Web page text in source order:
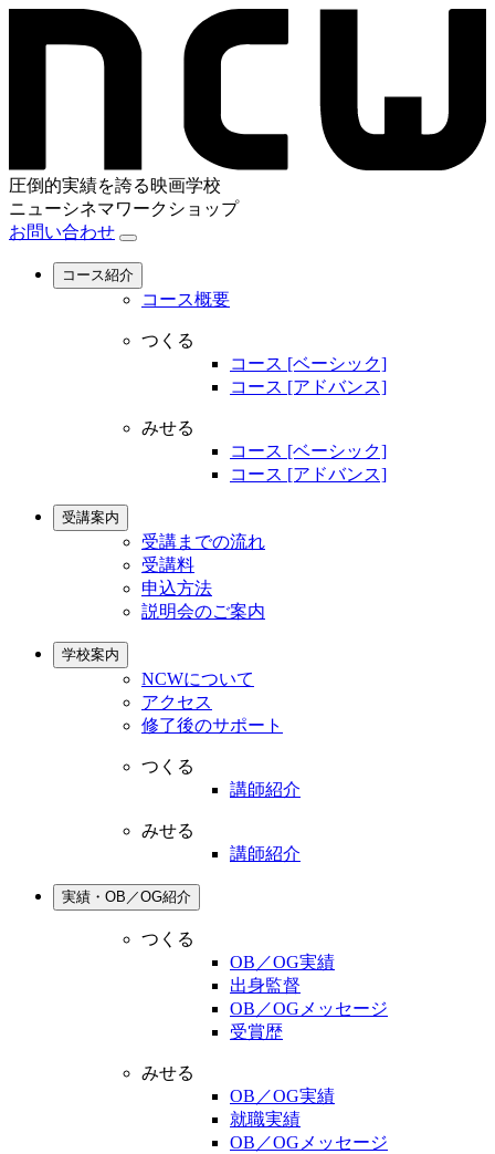
圧倒的実績を誇る映画学校
ニューシネマワークショップ
お問い合わせ
コース紹介
コース概要
つくる
コース [ベーシック]
コース [アドバンス]
みせる
コース [ベーシック]
コース [アドバンス]
受講案内
受講までの流れ
受講料
申込方法
説明会のご案内
学校案内
NCWについて
アクセス
修了後のサポート
つくる
講師紹介
みせる
講師紹介
実績・OB／OG紹介
つくる
OB／OG実績
出身監督
OB／OGメッセージ
受賞歴
みせる
OB／OG実績
就職実績
OB／OGメッセージ